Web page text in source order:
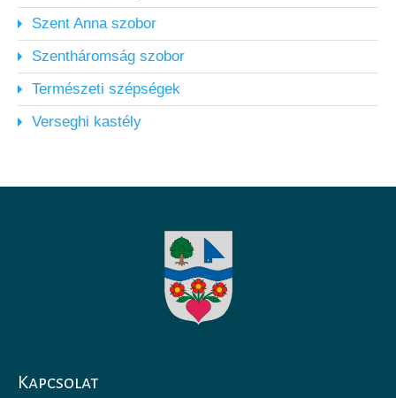
Szent Anna szobor
Szentháromság szobor
Természeti szépségek
Verseghi kastély
Kapcsolat